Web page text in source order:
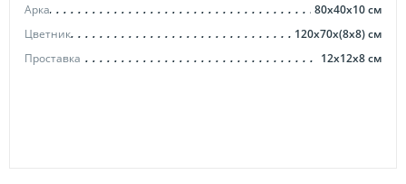
Арка
80х40х10см
Цветник
120x70x(8x8)см
Проставка
12х12х8см